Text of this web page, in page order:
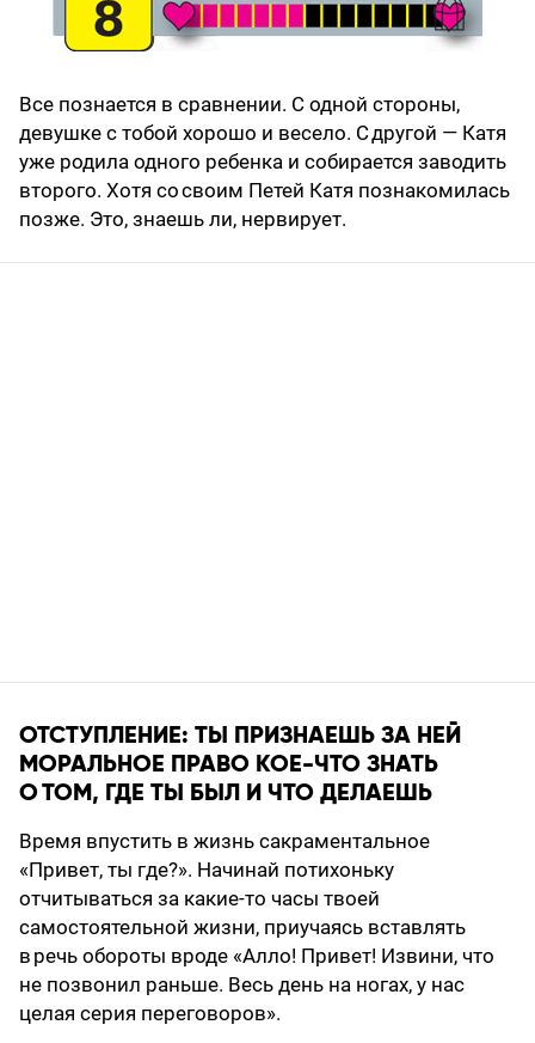
Все познается в сравнении. С одной стороны,
девушке с тобой хорошо и весело. С другой — Катя
уже родила одного ребенка и собирается заводить
второго. Хотя со своим Петей Катя познакомилась
позже. Это, знаешь ли, нервирует.
ОТСТУПЛЕНИЕ: ТЫ ПРИЗНАЕШЬ ЗА НЕЙ
МОРАЛЬНОЕ ПРАВО КОЕ-ЧТО ЗНАТЬ
О ТОМ, ГДЕ ТЫ БЫЛ И ЧТО ДЕЛАЕШЬ
Время впустить в жизнь сакраментальное
«Привет, ты где?». Начинай потихоньку
отчитываться за какие-то часы твоей
самостоятельной жизни, приучаясь вставлять
в речь обороты вроде «Алло! Привет! Извини, что
не позвонил раньше. Весь день на ногах, у нас
целая серия переговоров».